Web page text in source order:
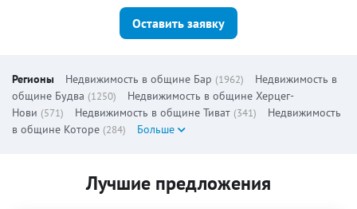
Оставить заявку
Регионы Недвижимость в общине Бар (1962)
Недвижимость в
общине Будва (1250)
Недвижимость в общине Херцег-
Нови (571) Недвижимость в общине Тиват (341)
Недвижимость
в общине Которе (284) Больше
Лучшие предложения